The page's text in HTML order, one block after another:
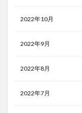
2022年10月
2022年9月
2022年8月
2022年7月